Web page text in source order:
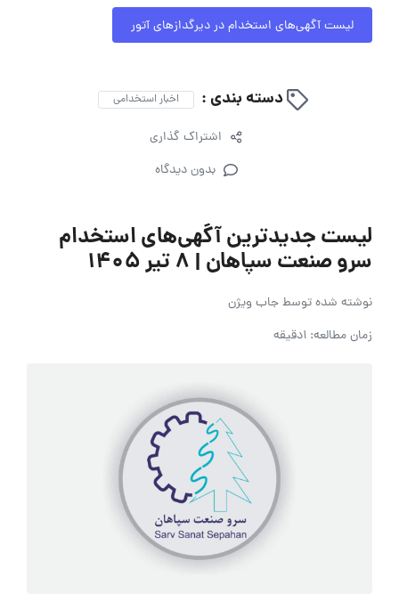
لیست آگهی‌های استخدام در دیرگدازهای آتور
دسته بندی : اخبار استخدامی
اشتراک گذاری
بدون دیدگاه
لیست جدیدترین آگهی‌های استخدام
سرو صنعت سپاهان | ۸ تیر ۱۴۰۵
نوشته شده توسطجاب ویژن
زمان مطالعه: 1دقیقه